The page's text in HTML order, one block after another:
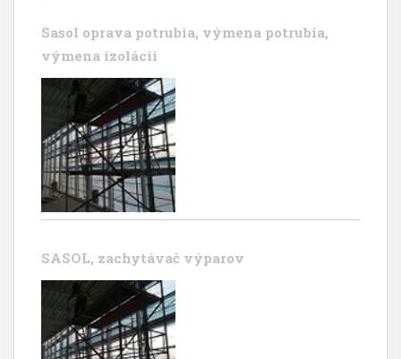
Sasol oprava potrubia, výmena potrubia,
výmena izolácii
SASOL, zachytávač výparov